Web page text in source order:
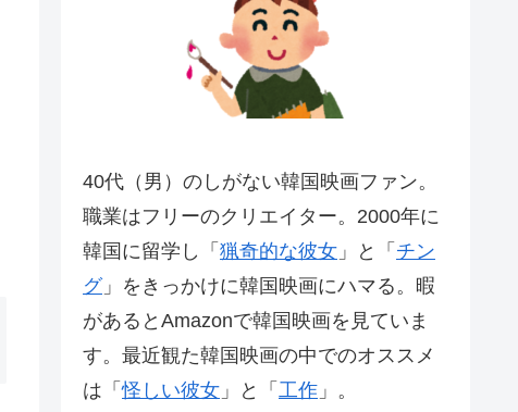
40代（男）のしがない韓国映画ファン。
職業はフリーのクリエイター。2000年に
韓国に留学し「 猟奇的な彼女 」と「 チン
グ」をきっかけに韓国映画にハマる。暇
があるとAmazonで韓国映画を見ていま
す。最近観た韓国映画の中でのオススメ
は「怪しい彼女 」と「 工作 」。